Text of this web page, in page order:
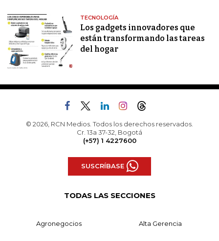
TECNOLOGÍA
Los gadgets innovadores que
están transformando las tareas
del hogar
© 2026, RCN Medios. Todos los derechos reservados.
Cr. 13a 37-32, Bogotá
(+57) 1 4227600
SUSCRÍBASE
TODAS LAS SECCIONES
Agronegocios Alta Gerencia